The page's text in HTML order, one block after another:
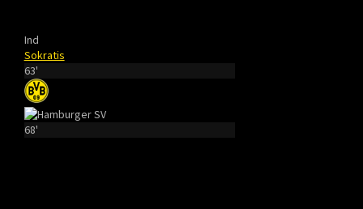
Ind
Sokratis
63'
68'